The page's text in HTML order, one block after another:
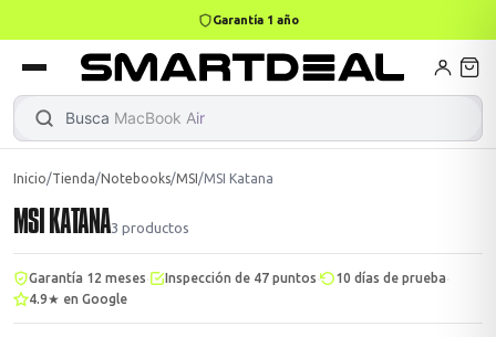
Garantía 1 año
Busca MacBook
Gamer
MacBook Air
→
→
Mini PC
Inicio/Tienda/Notebooks/MSI/MSI Katana
MSI KATANA3 productos
Garantía 12 meses Inspección de 47 puntos 10 días de prueba
4.9★ en Google